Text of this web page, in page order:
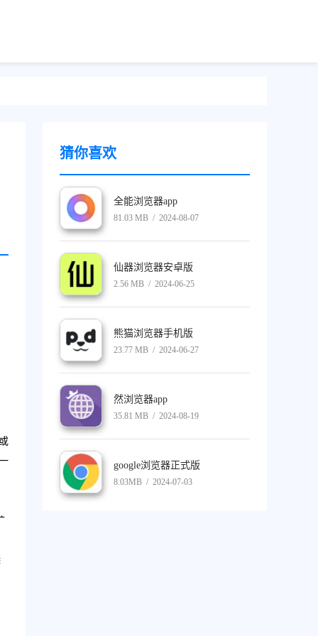
猜你喜欢
全能浏览器app
81.03 MB / 2024-08-07
仙器浏览器安卓版
2.56 MB / 2024-06-25
熊猫浏览器手机版
23.77 MB / 2024-06-27
然浏览器app
35.81 MB / 2024-08-19
google浏览器正式版
8.03MB / 2024-07-03